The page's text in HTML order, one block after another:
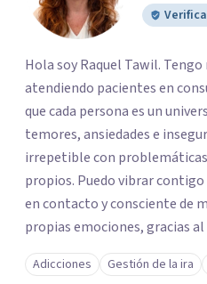
Hola soy Raquel Tawil. Tengo más de treinta años
atendiendo pacientes en consulta
que cada persona es un
temores, ansiedades e
irrepetible con
propios. Puedo vibrar
en contacto y consciente de
propias emociones, gracias
llevado como parte de mi
psicoterapeuta, lo que me
Adicciones Gestión de la ira